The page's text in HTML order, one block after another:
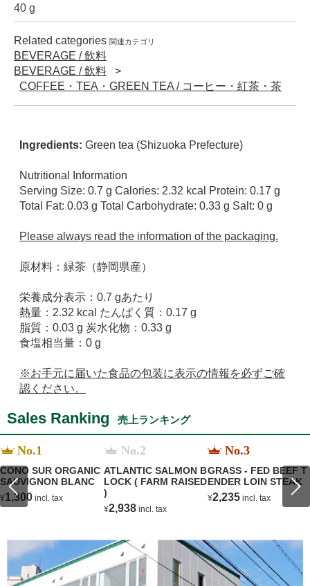
40 g
Related categories 関連カテゴリ
BEVERAGE / 飲料
BEVERAGE / 飲料
COFFEE・TEA・GREEN TEA / コーヒー・紅茶・茶
Ingredients: Green tea (Shizuoka Prefecture)
Nutritional Information
Serving Size: 0.7 g Calories: 2.32 kcal Protein: 0.17 g
Total Fat: 0.03 g Total Carbohydrate: 0.33 g Salt: 0 g
Please always read the information of the packaging.
原材料：緑茶（静岡県産）
栄養成分表示：0.7 gあたり
熱量：2.32 kcal たんぱく質：0.17 g
脂質：0.03 g 炭水化物：0.33 g
食塩相当量：0 g
※お手元に届いた食品の包装に表示の情報を必ずご確
認ください。
Sales Ranking 売上ランキング
No.1
CONO SUR ORGANIC
SAUVIGNON BLANC
¥1,300 incl. tax
No.2
ATLANTIC SALMON B
LOCK ( FARM RAISED
)
¥2,938 incl. tax
No.3
GRASS - FED BEEF T
ENDER LOIN STEAK
¥2,235 incl. tax